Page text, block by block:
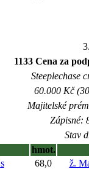
1133 Cena za
Steeplechase
60.000 Kč
Majitelské
Zápisné:
Stav
hmot.
s 68,0
ž.